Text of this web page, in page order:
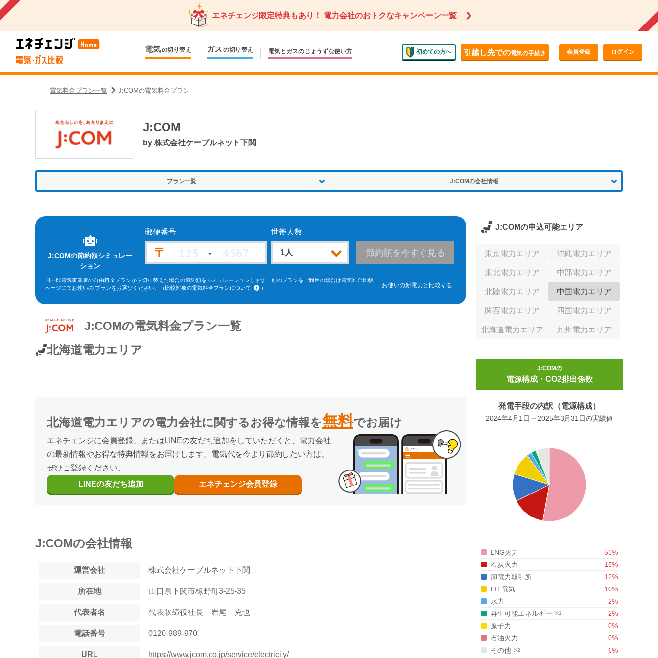
エネチェンジ限定特典もあり！ 電力会社のおトクなキャンペーン一覧
電気の切り替え ガス の切り替え 電気とガスの じょうずな使い方 初めての方へ 引越し先での電気の手続き 会員登録 ログイン
電気料金プラン一覧 J:COMの電気料金プラン
J:COM
by 株式会社ケーブルネット下関
プラン一覧 J:COMの会社情報
J:COMの節約額シミュレー
ション
郵便番号
〒 -
世帯人数
節約額を今すぐ見る
旧一般電気事業者の自由料金プランから切り替えた場合の節約額をシミュレーションします。別のプランをご利用の場合は電気料金比較
ページにてお使いの プランをお選びください。
（比較対象の電気料金プランについて
）
ーバリュー」(kVA契約)、東京電力エリア「スタンダードS」「スタンダードL」(kVA契約)、中部電力エリア「おとくプラン」、北陸電力
ラン スマートコース」「〔ビジネス〕スマートＢコース」(kVA契約)、四国電力エリア「おトクeプラン」「ビジネススタンダードプラ
ン」(kVA契約)、九州電力エリア「スマートファミリープラン」「スマートビジネスプラン」(kVA契約)、沖縄電力エリア「グッドバリュ
※関西電力エリアの「なっトクでんき」「なっトクでんきBiz」ではガス料金は考慮していません。
お使いの新電力と比較する
J:COMの電気料金プラン一覧
北海道電力エリア
北海道電力エリアの電力会社に関するお得な情報を無料でお届け
エネチェンジに会員登録、またはLINEの友だち追加をしていただくと、電力会社
の最新情報やお得な特典情報をお届けします。電気代を今より節約したい方は、
ぜひご登録ください。
LINEの友だち追加 エネチェンジ会員登録
J:COMの申込可能エリア
東京電力エリア 沖縄電力エリア
東北電力エリア 中部電力エリア
北陸電力エリア 中国電力エリア
関西電力エリア 四国電力エリア
北海道電力エリア 九州電力エリア
J:COMの
電源構成・CO2排出係数
発電手段の内訳（電源構成）
2024年4月1日 ~ 2025年3月31日の実績値
LNG火力 53%
石炭火力
15%
卸電力取引所
12%
FIT電気
10%
水力
2%
再生可能エネルギー
2%
原子力
0%
石油火力
0%
その他
6%
J:COMの会社情報
運営会社 株式会社ケーブルネット下関
所在地 山口県下関市椋野町3-25-35
代表者名 代表取締役社長 岩尾 克也
電話番号 0120-989-970
URL https://www.jcom.co.jp/service/electricity/